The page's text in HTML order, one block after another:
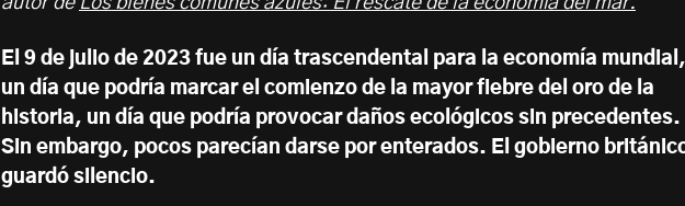
El 9 de julio de 2023 fue un día trascendental para la economía mundial,
un día que podría marcar el comienzo de la mayor fiebre del oro de la
historia, un día que podría provocar daños ecológicos sin precedentes.
Sin embargo, pocos parecían darse por enterados. El gobierno
guardó silencio.